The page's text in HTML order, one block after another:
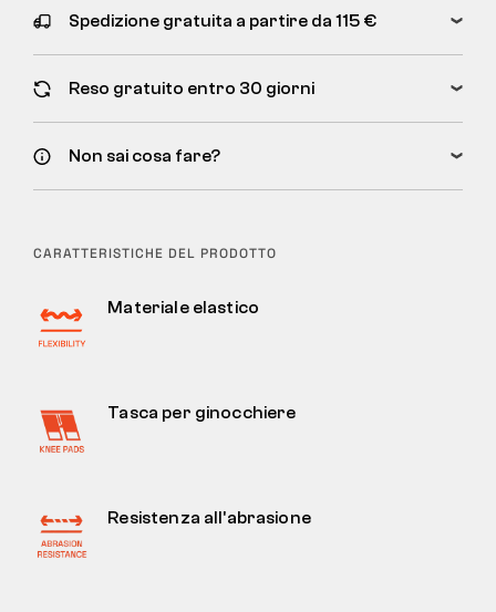
Spedizione gratuita a partire da 115 €
Reso gratuito entro 30 giorni
Non sai cosa fare?
CARATTERISTICHE DEL PRODOTTO
Materiale elastico
Tasca per ginocchiere
Resistenza all'abrasione